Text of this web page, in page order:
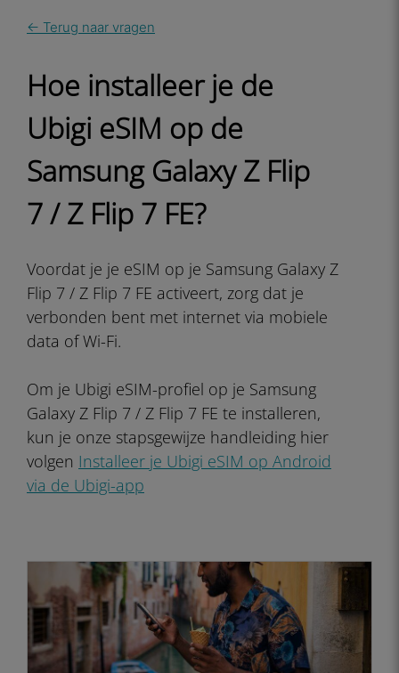
← Terug naar vragen
Hoe installeer je de
Ubigi eSIM op de
Samsung Galaxy Z Flip
7 / Z Flip 7 FE?
Voordat je je eSIM op je Samsung Galaxy Z
Flip 7 / Z Flip 7 FE activeert, zorg dat je
verbonden bent met internet via mobiele
data of Wi-Fi.
Om je Ubigi eSIM-profiel op je Samsung
Galaxy Z Flip 7 / Z Flip 7 FE te installeren,
kun je onze stapsgewijze handleiding hier
volgen Installeer je Ubigi eSIM op Android
via de Ubigi-app